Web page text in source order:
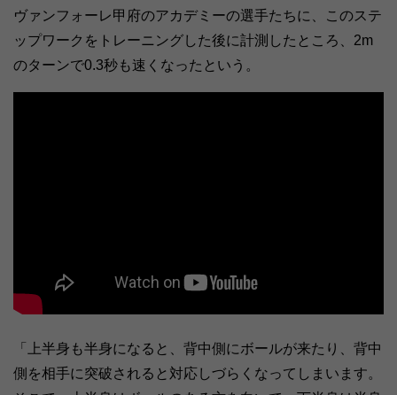
ヴァンフォーレ甲府のアカデミーの選手たちに、このステ
ップワークをトレーニングした後に計測したところ、2m
のターンで0.3秒も速くなったという。
「上半身も半身になると、背中側にボールが来たり、背中
側を相手に突破されると対応しづらくなってしまいます。